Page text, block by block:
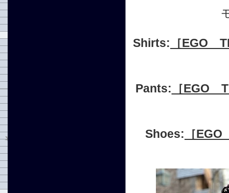
Shirts: ［EGO
Pants: ［EGO
Shoes: ［